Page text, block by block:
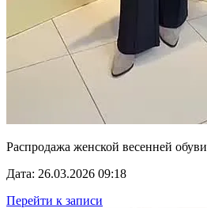
Распродажа женской весенней обуви
Дата: 26.03.2026 09:18
Перейти к записи